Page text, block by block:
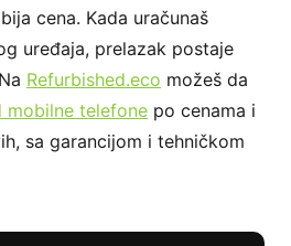
cena. Kada uračunaš
uređaja, prelazak postaje
Refurbished.eco možeš da
mobilne telefone po cenama i
sa garancijom i tehničkom